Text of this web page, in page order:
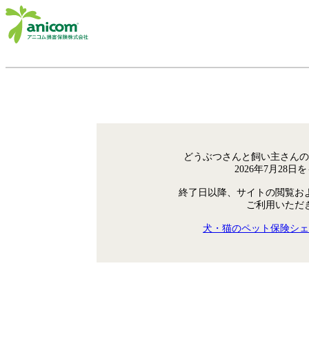
どうぶつさんと飼い主さん
2026年7月28日
終了日以降、サイトの閲覧お
ご利用いただ
犬・猫のペット保険シ